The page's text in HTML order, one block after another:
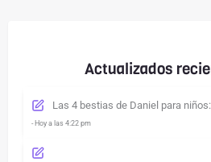
Actualizados
Las 4 bestias de Daniel para
- Hoy a las 4:22 pm